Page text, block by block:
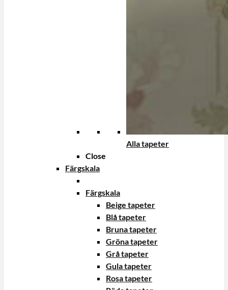
Alla tapeter
Close
Färgskala
Färgskala
Beige tapeter
Blå tapeter
Bruna tapeter
Gröna tapeter
Grå tapeter
Gula tapeter
Rosa tapeter